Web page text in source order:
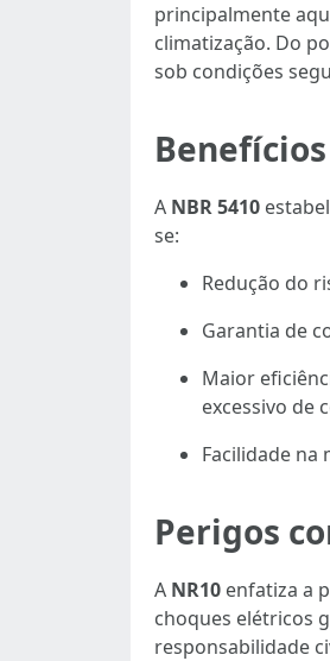
principalmente
climatização. Do
sob condições
A NBR 5410
se:
Redução do
Garantia de
Maior
excessivo de
Facilidade
Perigos
A NR10 enfatiza a
choques elétricos
responsabilidade